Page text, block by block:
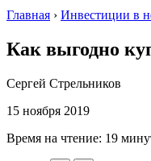
Главная › Инвестиции в
Как выгодно
Сергей Стрельников
15 ноября 2019
Время на чтение: 19